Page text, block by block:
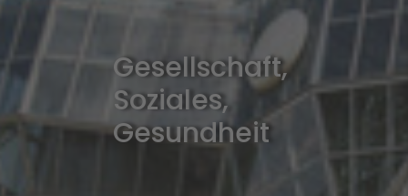
Gesellschaft,
Soziales,
Gesundheit